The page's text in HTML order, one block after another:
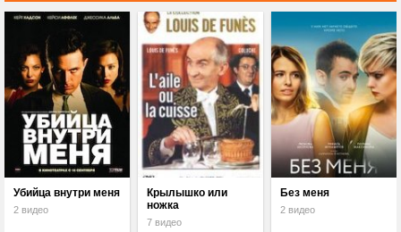
Убийца внутри меня
2 видео
Крылышко или
ножка
7 видео
Без меня
2 видео